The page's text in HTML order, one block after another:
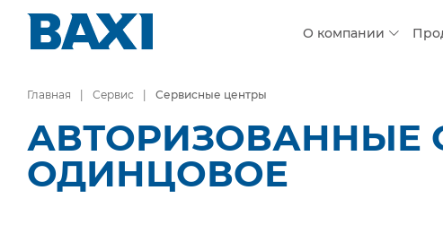
О компании
Главная Сервис Сервисные центры
АВТОРИЗОВАННЫЕ
ОДИНЦОВОЕ